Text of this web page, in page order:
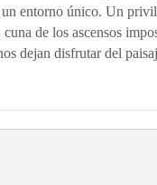
un entorno único. Un
de los ascensos
dejan disfrutar del